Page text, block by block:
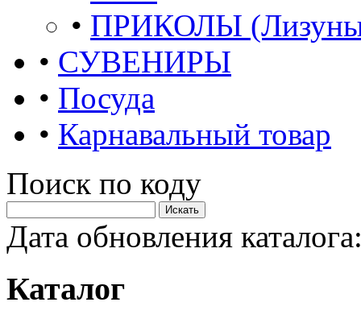
• ПРИКОЛЫ
• СУВЕНИРЫ
• Посуда
• Карнавальный товар
Поиск по коду
Дата обновления
Каталог